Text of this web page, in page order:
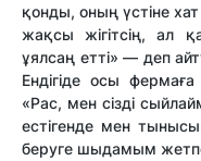
қонды, оның үстіне
жақсы жігітсің, ал
ұялсаң етті» — деп
Ендігіде осы
«Рас, мен сізді
естігенде мен
беруге шыдамым